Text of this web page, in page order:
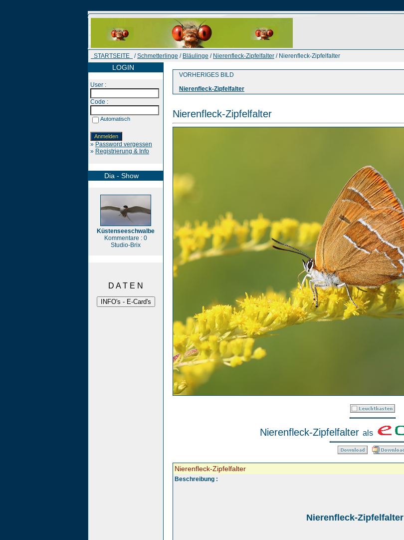
STARTSEITE /Schmetterlinge / Bläulinge / Nierenfleck-Zipfelfalter / Nierenfleck-Zipfelfalter
LOGIN
User :
Code :
Automatisch
» Password vergessen
» Registrierung & Info
Dia - Show
Küstenseeschwalbe
Kommentare : 0
Studio-Brix
D A T E N
VORHERIGES BILD
Nierenfleck-Zipfelfalter
Nierenfleck-Zipfelfalter
Nierenfleck-Zipfelfalter als
Nierenfleck-Zipfelfalter
Beschreibung :
Nierenfleck-Zipfelfalter